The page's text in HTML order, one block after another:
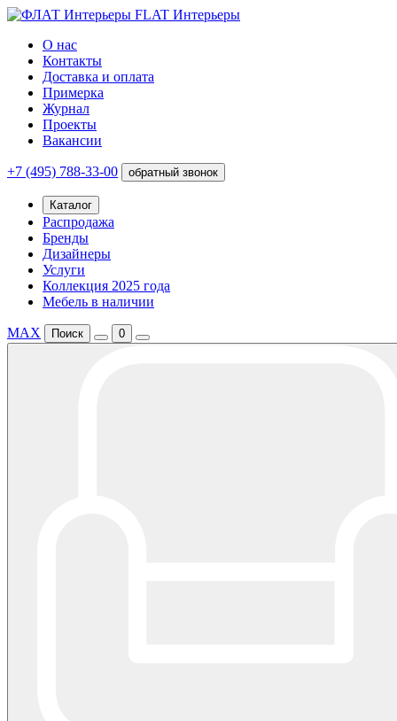
FLAT Интерьеры
О нас
Контакты
Доставка и оплата
Примерка
Журнал
Проекты
Вакансии
+7 (495) 788-33-00 обратный звонок
Каталог
Распродажа
Бренды
Дизайнеры
Услуги
Коллекция 2025 года
Мебель в наличии
MAX Поиск 0